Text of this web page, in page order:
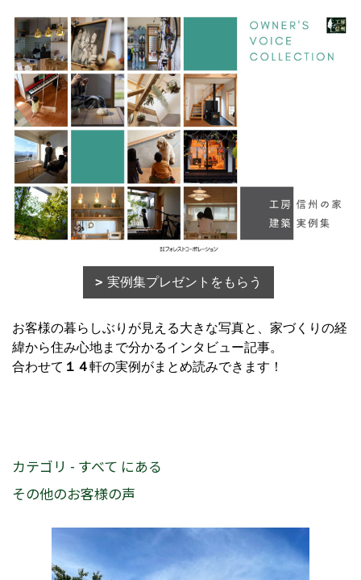
実例集プレゼントをもらう
お客様の暮らしぶりが見える大きな写真と、家づくりの経
緯から住み心地まで分かるインタビュー記事。
合わせて １４軒の実例がまとめ読みできます！
カテゴリ - すべて にある
その他のお客様の声